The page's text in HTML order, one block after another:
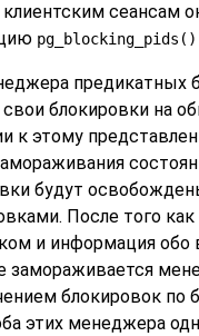
сеансам
pg_blocking_pids()
предикатных
блокировки на
к этому
будут
После того
и информация обо
замораживается
блокировок
этих менеджера